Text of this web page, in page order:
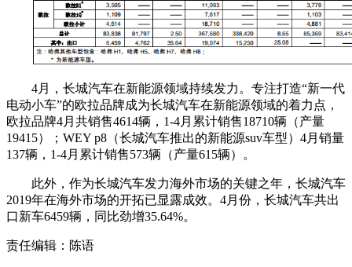
4月，长城汽车在新能源领域持续发力。专注打造“新一代
电动小车”的欧拉品牌成为长城汽车在新能源领域的着力点，
欧拉品牌4月共销售4614辆，1-4月累计销售18710辆（产量
19415）；WEY p8（长城汽车推出的新能源suv车型）4月销量
137辆，1-4月累计销售573辆（产量615辆）。
此外，作为长城汽车发力海外市场的关键之年，长城汽车
2019年在海外市场的开拓已显露成效。4月份，长城汽车共出
口新车6459辆，同比劲增35.64%。
责任编辑：陈语